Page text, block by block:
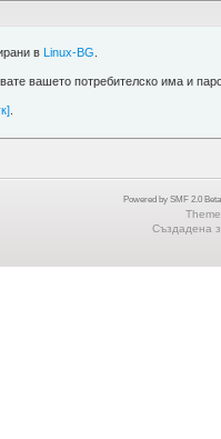
в Linux-BG
вашето потребителско има и
.
Powered by SMF 2.0
Създадена